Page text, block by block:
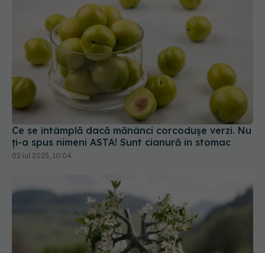
Ce se întâmplă dacă mănânci corcodușe verzi. Nu
ți-a spus nimeni ASTA! Sunt cianură în stomac
02 iul 2025, 10:04